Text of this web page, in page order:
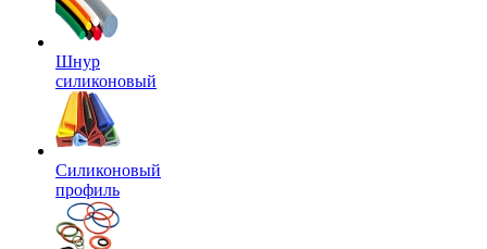
Шнур
силиконовый
Силиконовый
профиль